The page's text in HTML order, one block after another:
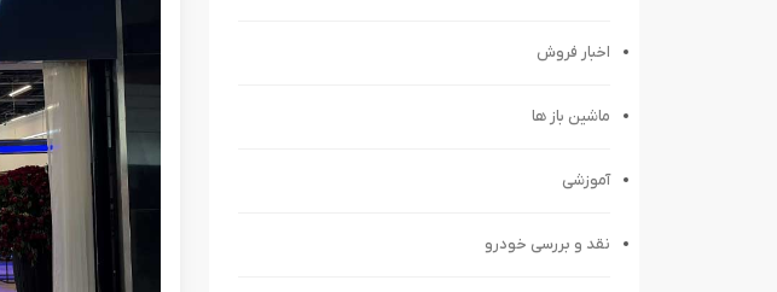
اخبار فروش
ماشین باز ها
آموزشی
نقد و بررسی خودرو